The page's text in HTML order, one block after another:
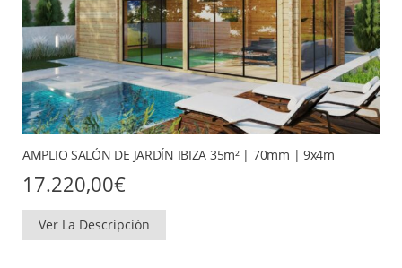
AMPLIO SALÓN DE JARDÍN IBIZA 35m² | 70mm | 9x4m
17.220,00€
Ver La Descripción